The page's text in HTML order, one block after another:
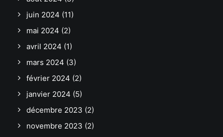
juin 2024 (11)
mai 2024 (2)
avril 2024 (1)
mars 2024 (3)
février 2024 (2)
janvier 2024 (5)
décembre 2023 (2)
novembre 2023 (2)